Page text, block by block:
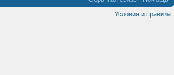
Условия и правила